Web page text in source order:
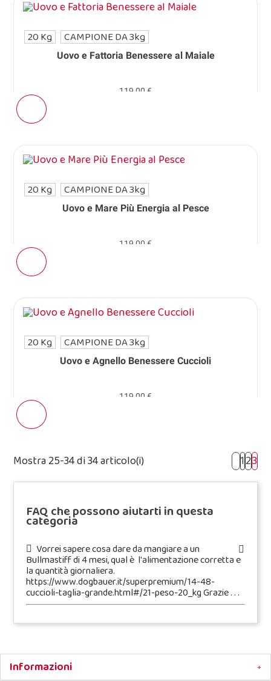
Uovo e Fattoria Benessere al Maiale
119,00 €
20 Kg CAMPIONE DA 3kg
Uovo e Mare Più Energia al Pesce
119,00 €
20 Kg CAMPIONE DA 3kg
Uovo e Agnello Benessere Cuccioli
119,00 €
20 Kg CAMPIONE DA 3kg
Mostra 25-34 di 34 articolo(i) 123
FAQ che possono aiutarti in questa
categoria
Vorrei sapere cosa dare da mangiare a un
Bullmastiff di 4 mesi, qual è l'alimentazione corretta e
la quantità giornaliera.
https://www.dogbauer.it/superpremium/14-48-
cuccioli-taglia-grande.html#/21-peso-20_kg Grazie . . .
Informazioni